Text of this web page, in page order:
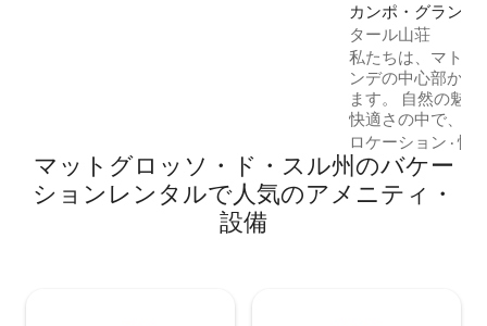
カンポ・グランデ
タール山荘
私たちは、マトグ
ンデの中心部か
ます。 自然の魅
快適さの中で、当
さ、プライバシ
を提供します。
べてのディテール
られない日々を
ロケーション ·情
マットグロッソ・ド・スル州のバケー
ションレンタルで人気のアメニティ・
設備